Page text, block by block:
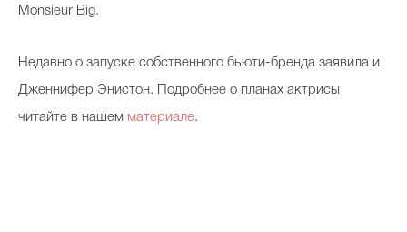
Monsieur Big.
Недавно о запуске собственного бьюти-бренда заявила и
Дженнифер Энистон. Подробнее о планах актрисы
читайте в нашем материале.